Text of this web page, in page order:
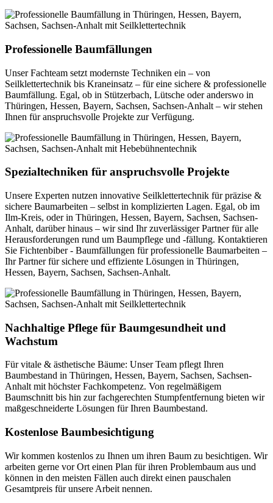
Professionelle Baumfällungen
Unser Fachteam setzt modernste Techniken ein – von
Seilklettertechnik bis Kraneinsatz – für eine sichere & professionelle
Baumfällung. Egal, ob in Stützerbach, Lütsche oder anderswo in
Thüringen, Hessen, Bayern, Sachsen, Sachsen-Anhalt – wir stehen
Ihnen für anspruchsvolle Projekte zur Verfügung.
Spezialtechniken für anspruchsvolle Projekte
Unsere Experten nutzen innovative Seilklettertechnik für präzise &
sichere Baumarbeiten – selbst in komplizierten Lagen. Egal, ob im
Ilm-Kreis, oder in Thüringen, Hessen, Bayern, Sachsen, Sachsen-
Anhalt, darüber hinaus – wir sind Ihr zuverlässiger Partner für alle
Herausforderungen rund um Baumpflege und -fällung. Kontaktieren
Sie Fichtenbiber - Baumfällungen für professionelle Baumarbeiten –
Ihr Partner für sichere und effiziente Lösungen in Thüringen,
Hessen, Bayern, Sachsen, Sachsen-Anhalt.
Nachhaltige Pflege für Baumgesundheit und
Wachstum
Für vitale & ästhetische Bäume: Unser Team pflegt Ihren
Baumbestand in Thüringen, Hessen, Bayern, Sachsen, Sachsen-
Anhalt mit höchster Fachkompetenz. Von regelmäßigem
Baumschnitt bis hin zur fachgerechten Stumpfentfernung bieten wir
maßgeschneiderte Lösungen für Ihren Baumbestand.
Kostenlose Baumbesichtigung
Wir kommen kostenlos zu Ihnen um ihren Baum zu besichtigen. Wir
arbeiten gerne vor Ort einen Plan für ihren Problembaum aus und
können in den meisten Fällen auch direkt einen pauschalen
Gesamtpreis für unsere Arbeit nennen.